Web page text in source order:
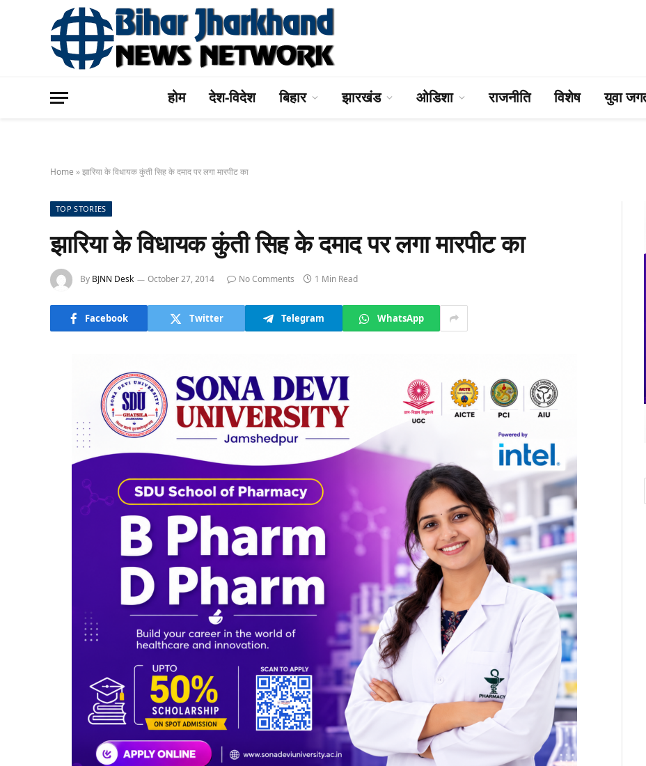
होम देश-विदेश बिहार झारखंड ओडिशा राजनीति विशेष युवा
Home »झारिया के विधायक कुंती सिह के दमाद पर लगा मारपीट का
TOP STORIES
झारिया के विधायक कुंती सिह के दमाद पर लगा मारपीट का
By BJNN Desk October 27, 2014 No Comments 1 Min Read
Facebook Twitter Telegram WhatsApp